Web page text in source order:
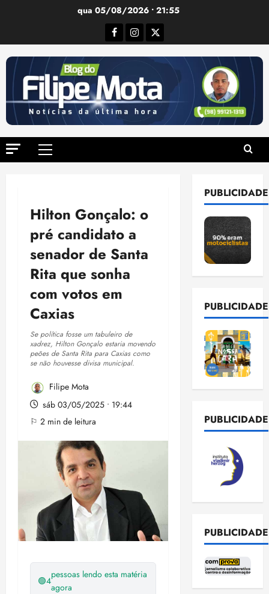
qua 05/08/2026 • 21:55
Facebook
Instagram
Twitter
Menu
Hilton Gonçalo: o
pré candidato a
senador de Santa
Rita que sonha
com votos em
Caxias
Se política fosse um tabuleiro de
xadrez, Hilton Gonçalo estaria movendo
peões de Santa Rita para Caxias como
se não houvesse divisa municipal.
Filipe Mota
sáb 03/05/2025 • 19:44
⚐ 2 min de leitura
🟢4
pessoas lendo esta matéria
agora
PUBLICIDADE
PUBLICIDADE
PUBLICIDADE
PUBLICIDADE